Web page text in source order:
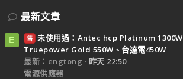
最新文章
E 售 未使用過：Antec hcp Platinum
Truepower Gold 550W、台達電450W
最新：engtong
昨天 22:50
電源供應器